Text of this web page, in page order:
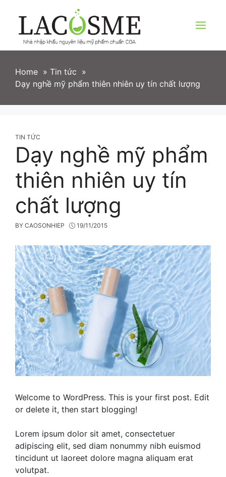
content
Menu
Home » Tin tức »
Dạy nghề mỹ phẩm thiên nhiên uy tín chất lượng
CATEGORIES
TIN TỨC
Dạy nghề mỹ phẩm
thiên nhiên uy tín
chất lượng
BY CAOSONHIEP 19/11/2015
Welcome to WordPress. This is your first post. Edit
or delete it, then start blogging!
Lorem ipsum dolor sit amet, consectetuer
adipiscing elit, sed diam nonummy nibh euismod
tincidunt ut laoreet dolore magna aliquam erat
volutpat.